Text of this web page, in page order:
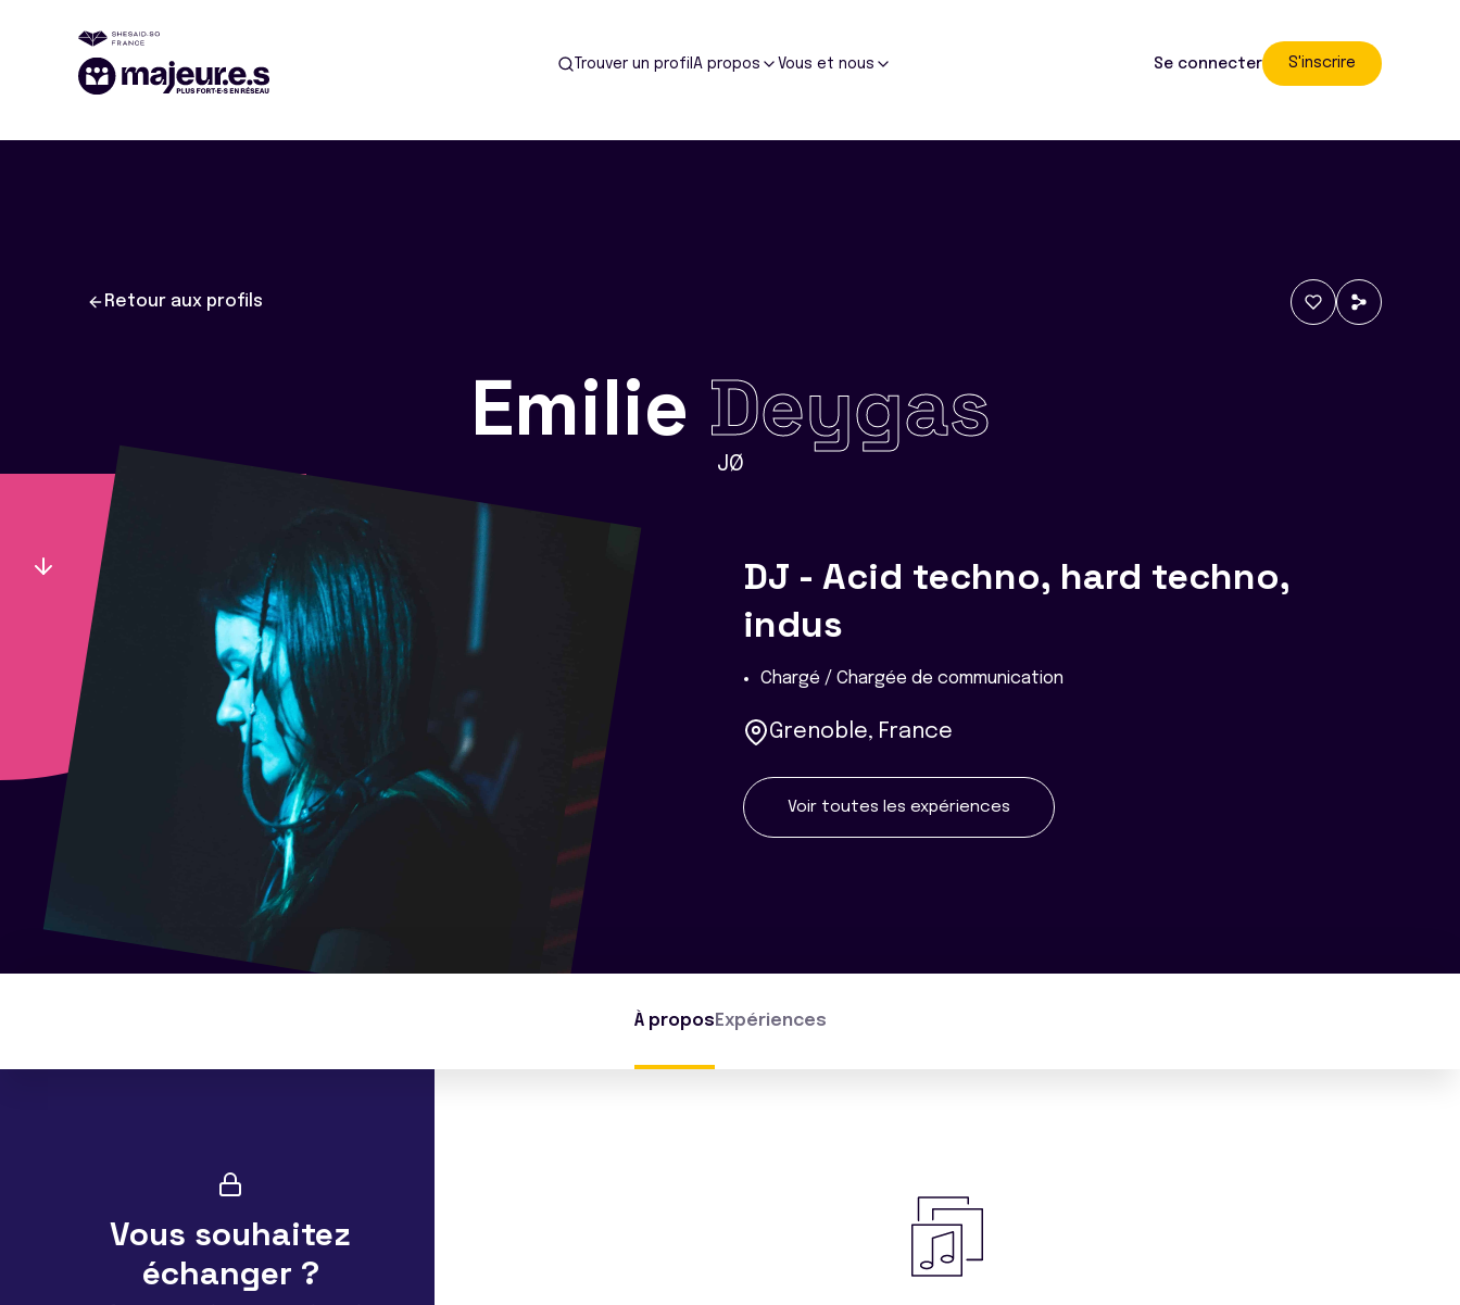
Trouver un profil A propos Vous et nous Se connecter S'inscrire
Retour aux profils
Emilie Deygas
JØ
DJ - Acid techno, hard techno,
indus
Chargé / Chargée de communication
Grenoble, France
Voir toutes les expériences
À propos Expériences
Vous souhaitez
échanger ?